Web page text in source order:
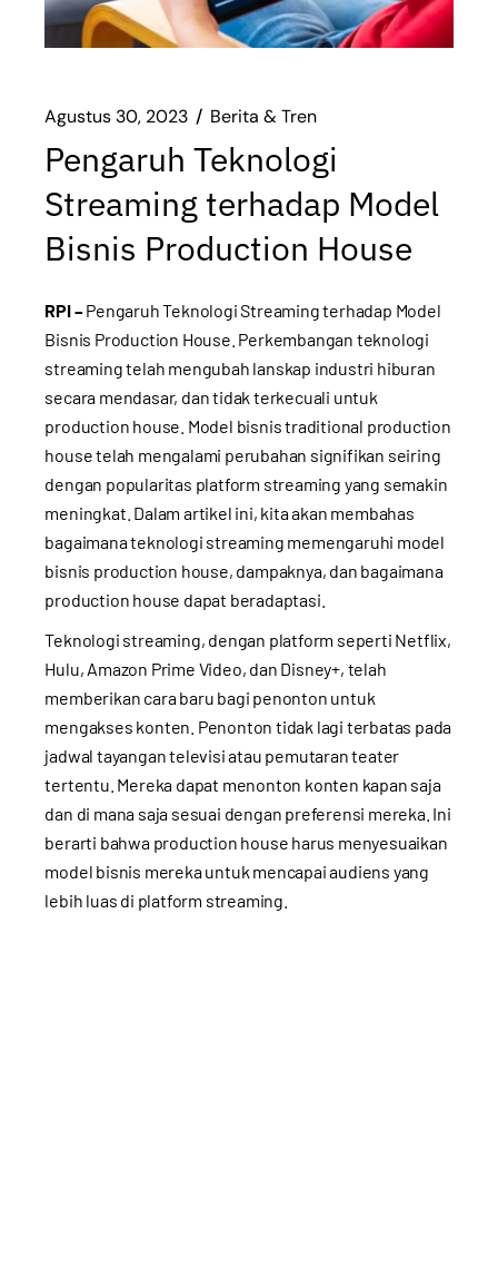
Agustus 30, 2023 Berita & Tren
Pengaruh Teknologi
Streaming terhadap Model
Bisnis Production House
RPI –Pengaruh Teknologi Streaming terhadap Model
Bisnis Production House. Perkembangan teknologi
streaming telah mengubah lanskap industri hiburan
secara mendasar, dan tidak terkecuali untuk
production house. Model bisnis traditional production
house telah mengalami perubahan signifikan seiring
dengan popularitas platform streaming yang semakin
meningkat. Dalam artikel ini, kita akan membahas
bagaimana teknologi streaming memengaruhi model
bisnis production house, dampaknya, dan bagaimana
production house dapat beradaptasi.
Teknologi streaming, dengan platform seperti Netflix,
Hulu, Amazon Prime Video, dan Disney+, telah
memberikan cara baru bagi penonton untuk
mengakses konten. Penonton tidak lagi terbatas pada
jadwal tayangan televisi atau pemutaran teater
tertentu. Mereka dapat menonton konten kapan saja
dan di mana saja sesuai dengan preferensi mereka. Ini
berarti bahwa production house harus menyesuaikan
model bisnis mereka untuk mencapai audiens yang
lebih luas di platform streaming.